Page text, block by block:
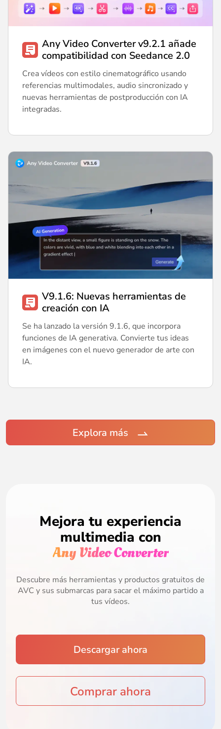
Any Video Converter v9.2.1 añade
compatibilidad con Seedance 2.0
Crea vídeos con estilo cinematográfico usando
referencias multimodales, audio sincronizado y
nuevas herramientas de postproducción con IA
integradas.
V9.1.6: Nuevas herramientas de
creación con IA
Se ha lanzado la versión 9.1.6, que incorpora
funciones de IA generativa. Convierte tus ideas
en imágenes con el nuevo generador de arte con
IA.
Explora más
Mejora tu experiencia
multimedia con
Any Video Converter
Descubre más herramientas y productos gratuitos de
AVC y sus submarcas para sacar el máximo partido a
tus vídeos.
Descargar ahora
Comprar ahora